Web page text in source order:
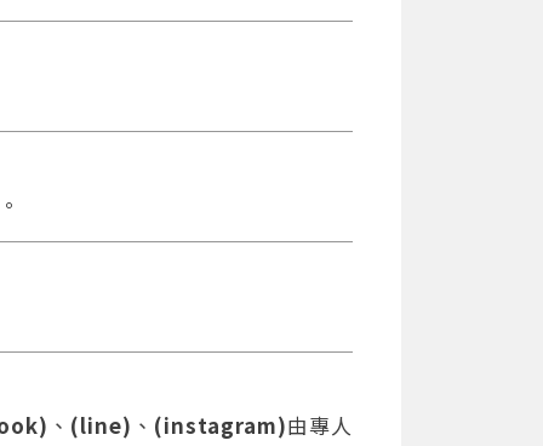
、 (line) 、 (instagram)由專人